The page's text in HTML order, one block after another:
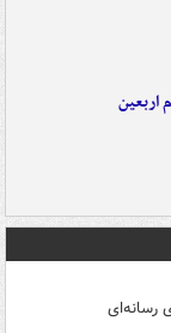
اربعین
رسانه‌ای